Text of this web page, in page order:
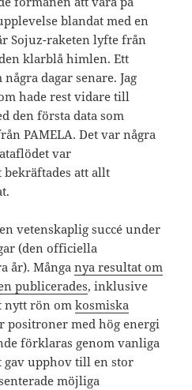
blandat med en
Sojuz-raketen lyfte från
klarblå himlen. Ett
dagar senare. Jag
hade rest vidare till
den första data som
PAMELA. Det var några
var
bekräftades att allt
vetenskaplig succé under
(den officiella
år). Månganya resultat om
publicerades, inklusive
nytt rön omkosmiska
positroner med hög energi
förklaras genom vanliga
gav upphov till en stor
möjliga